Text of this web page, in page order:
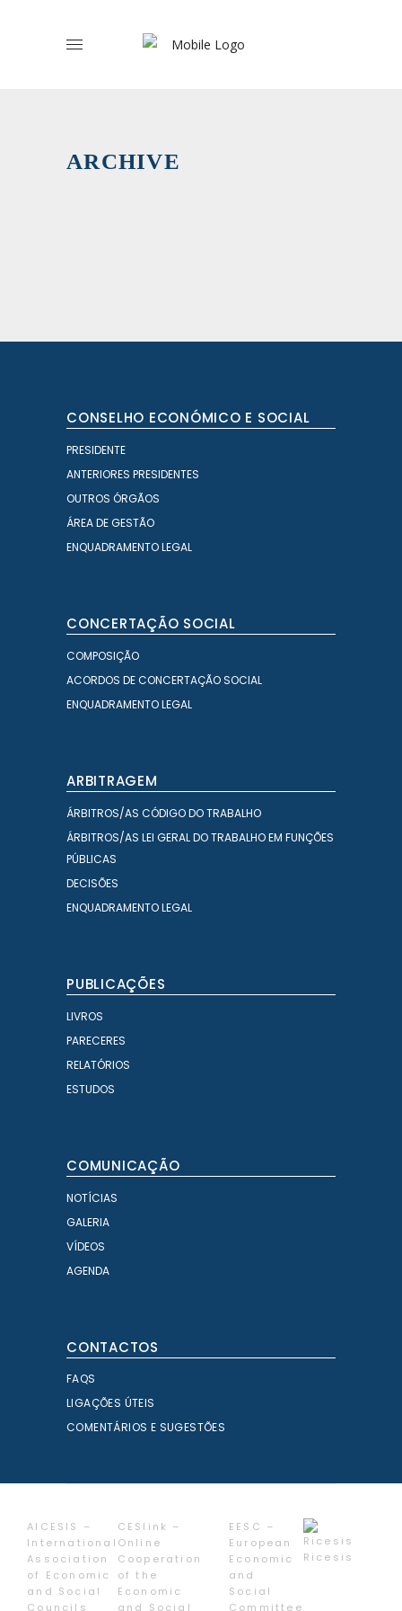
ARCHIVE
CONSELHO ECONÓMICO E SOCIAL
PRESIDENTE
ANTERIORES PRESIDENTES
OUTROS ÓRGÃOS
ÁREA DE GESTÃO
ENQUADRAMENTO LEGAL
CONCERTAÇÃO SOCIAL
COMPOSIÇÃO
ACORDOS DE CONCERTAÇÃO SOCIAL
ENQUADRAMENTO LEGAL
ARBITRAGEM
ÁRBITROS/AS CÓDIGO DO TRABALHO
ÁRBITROS/AS LEI GERAL DO TRABALHO EM FUNÇÕES
PÚBLICAS
DECISÕES
ENQUADRAMENTO LEGAL
PUBLICAÇÕES
LIVROS
PARECERES
RELATÓRIOS
ESTUDOS
COMUNICAÇÃO
NOTÍCIAS
GALERIA
VÍDEOS
AGENDA
CONTACTOS
FAQS
LIGAÇÕES ÚTEIS
COMENTÁRIOS E SUGESTÕES
AICESIS –
International
Association
of Economic
and Social
Councils
CESlink –
Online
Cooperation
of the
Economic
and Social
EESC –
European
Economic
and
Social
Committee
Ricesis